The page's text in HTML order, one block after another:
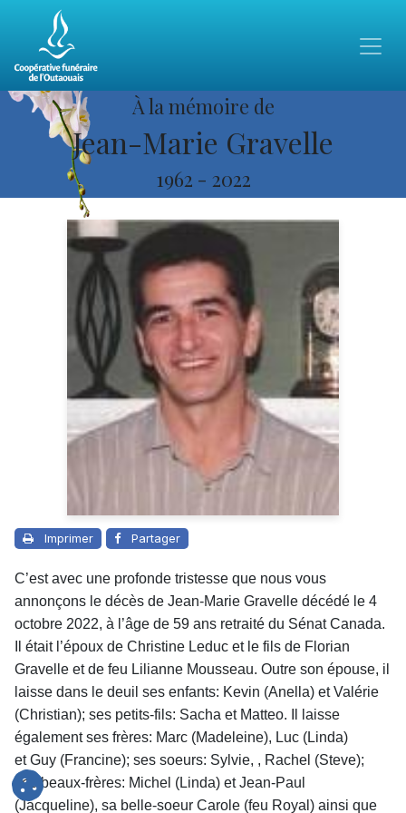
À la mémoire de
Jean-Marie Gravelle
1962 - 2022
Imprimer Partager
C’est avec une profonde tristesse que nous vous
annonçons le décès de Jean-Marie Gravelle décédé le 4
octobre 2022, à l’âge de 59 ans retraité du Sénat Canada.
Il était l’époux de Christine Leduc et le fils de Florian
Gravelle et de feu Lilianne Mousseau. Outre son épouse, il
laisse dans le deuil ses enfants: Kevin (Anella) et Valérie
(Christian); ses petits-fils: Sacha et Matteo. Il laisse
également ses frères: Marc (Madeleine), Luc (Linda)
et Guy (Francine); ses soeurs: Sylvie, , Rachel (Steve);
ses beaux-frères: Michel (Linda) et Jean-Paul
(Jacqueline), sa belle-soeur Carole (feu Royal) ainsi que